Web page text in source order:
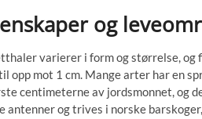
og
varierer i form og størrelse, og
opp mot 1 cm. Mange arter har en
centimeterne av jordsmonnet, og
antenner og trives i norske